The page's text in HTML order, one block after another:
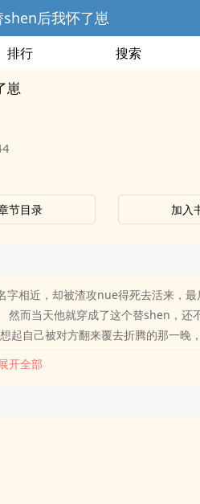
后我怀了崽
排行 搜索
崽
节目录 加入
相近，却被渣攻nue得死去活来，最
而当天他就穿成了这个替shen，还
自己被对方翻来覆去折腾的那一晚
了，可能他是死jing吧。楚钰心想
子里揣了个崽。 楚钰：？？？不
只能让男人怀yun吗？？ 原书作者
然会主动跟他分手。 而且在甩了他
师，甚至摇shen一变，成了他的后
/自恋/美人受X非人类/宠妻狂
开全部